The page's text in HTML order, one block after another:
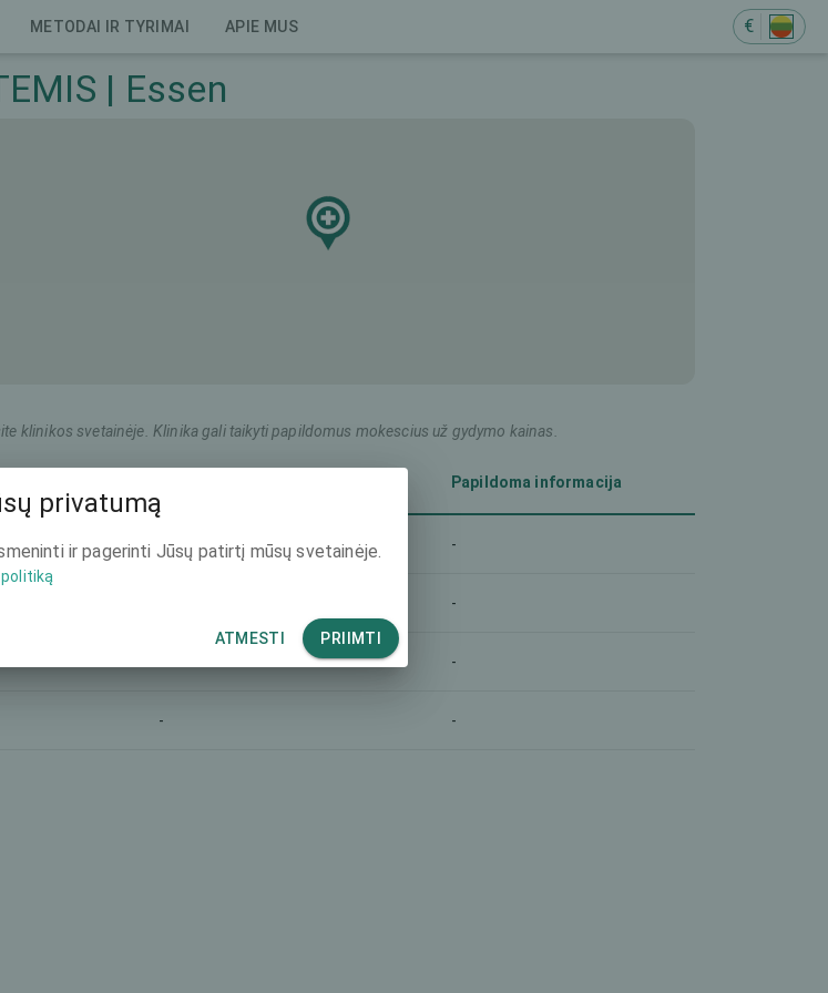
METODAI IR TYRIMAI APIE MUS €
| Essen
klinikos svetainėje. Klinika gali taikyti papildomus mokescius už gydymo kainas.
Papildoma informacija
3990 € -
-
-
- -
privatumą
ir pagerinti Jūsų patirtį mūsų svetainėje.
ATMESTI PRIIMTI